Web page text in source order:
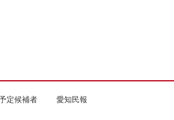
定候補者 愛知民報